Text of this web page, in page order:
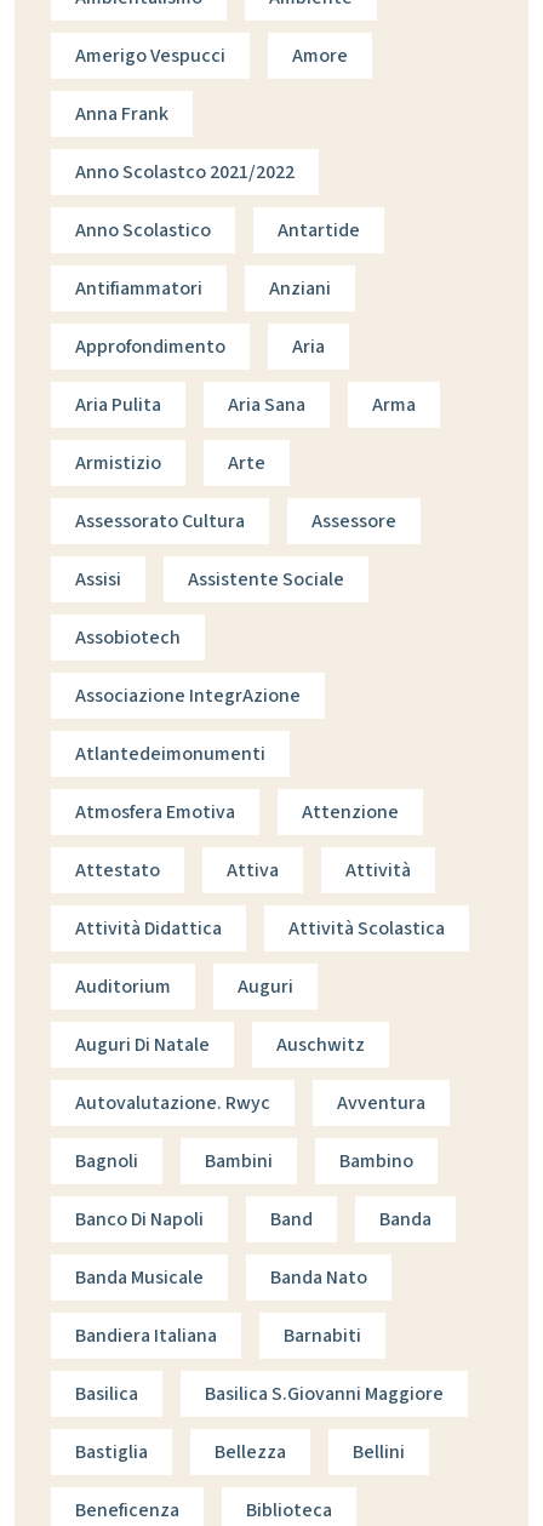
Amerigo Vespucci Amore
Anna Frank
Anno Scolastco 2021/2022
Anno Scolastico Antartide
Antifiammatori Anziani
Approfondimento Aria
Aria Pulita Aria Sana Arma
Armistizio Arte
Assessorato Cultura Assessore
Assisi Assistente Sociale
Assobiotech
Associazione IntegrAzione
Atlantedeimonumenti
Atmosfera Emotiva Attenzione
Attestato Attiva Attività
Attività Didattica Attività Scolastica
Auditorium Auguri
Auguri Di Natale Auschwitz
Autovalutazione. Rwyc Avventura
Bagnoli Bambini Bambino
Banco Di Napoli Band Banda
Banda Musicale Banda Nato
Bandiera Italiana Barnabiti
Basilica Basilica S.giovanni Maggiore
Bastiglia Bellezza Bellini
Beneficenza Biblioteca